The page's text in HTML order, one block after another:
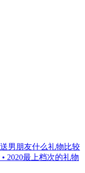
送男朋友什么礼物比较
• 2020最上档次的礼物